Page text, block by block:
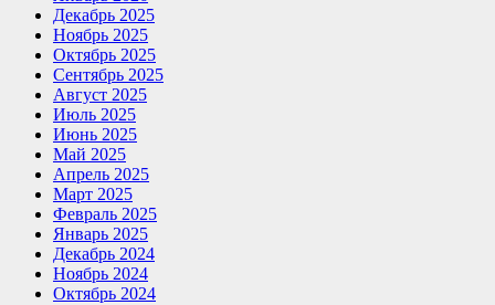
Декабрь 2025
Ноябрь 2025
Октябрь 2025
Сентябрь 2025
Август 2025
Июль 2025
Июнь 2025
Май 2025
Апрель 2025
Март 2025
Февраль 2025
Январь 2025
Декабрь 2024
Ноябрь 2024
Октябрь 2024